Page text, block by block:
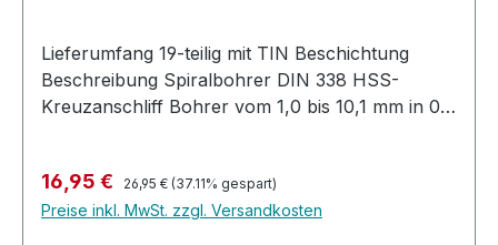
Lieferumfang 19-teilig mit TIN Beschichtung
Beschreibung Spiralbohrer DIN 338 HSS-
Kreuzanschliff Bohrer vom 1,0 bis 10,1 mm in 0,5
Verkaufspreis:
16,95 € Regulärer Preis:
26,95 € (37.11% gespart)
Preise inkl. MwSt. zzgl. Versandkosten